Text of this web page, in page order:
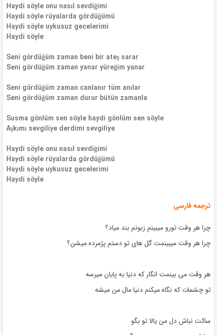
Haydi söyle onu nasıl sevdiğimi
Haydi söyle rüyalarda gördüğümü
Haydi söyle uykusuz gecelerimi
Haydi söyle
Seni gördüğüm zaman beni bir ateş sarar
Seni gördüğüm zaman yanar yüreğim yanar
Seni gördüğüm zaman canlanır tüm anılar
Seni gördüğüm zaman durur bütün zamanla
Susma gönlüm sen söyle haydi gönlüm sen söyle
Aşkımı sevgiliye derdimi sevgiliye
Haydi söyle onu nasıl sevdiğimi
Haydi söyle rüyalarda gördüğümü
Haydi söyle uykusuz gecelerimi
Haydi söyle
ترجمه فارسی
چرا هر وقت تورو میبینم زبونم بند میاد؟
چرا هر وقت میبینمت گل های تو دستم پژمرده میشن؟
هر وقت می بینمت انگار که دنیا به پایان میرسه
تو چشمات که نگاه میکنم دنیا مال من میشه
ساکت نباش دل من یالا تو بگو